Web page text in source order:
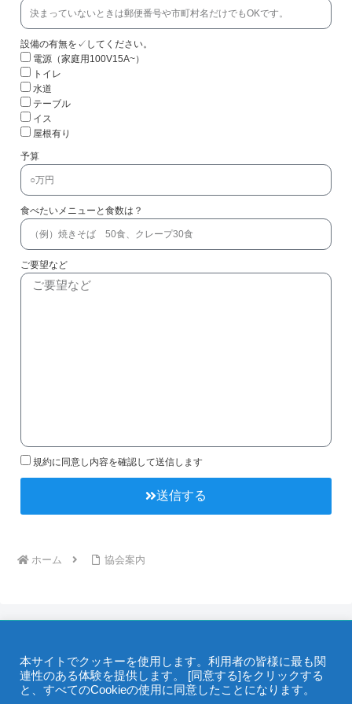
設備の有無を✓してください。
電源（家庭用100V15A~）
トイレ
水道
テーブル
イス
屋根有り
予算
食べたいメニューと食数は？
ご要望など
規約に同意し内容を確認して送信します
送信する
ホーム 協会案内